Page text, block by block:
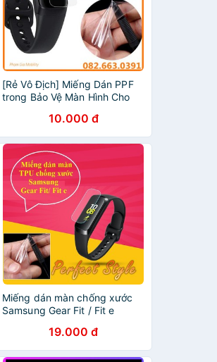
[Rẻ Vô Địch] Miếng Dán PPF
trong Bảo Vệ Màn Hình Cho
10.000 đ
Miếng dán màn chống xước
Samsung Gear Fit / Fit e
19.000 đ